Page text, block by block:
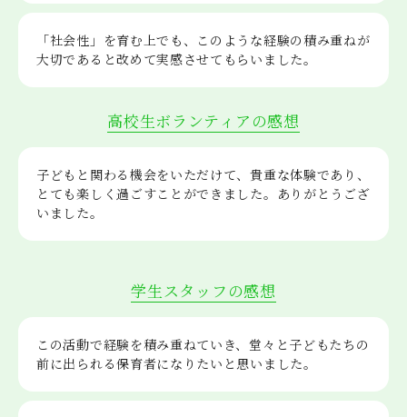
「社会性」を育む上でも、このような経験の積み重ねが
大切であると改めて実感させてもらいました。
高校生ボランティアの感想
子どもと関わる機会をいただけて、貴重な体験であり、
とても楽しく過ごすことができました。ありがとうござ
いました。
学生スタッフの感想
この活動で経験を積み重ねていき、堂々と子どもたちの
前に出られる保育者になりたいと思いました。